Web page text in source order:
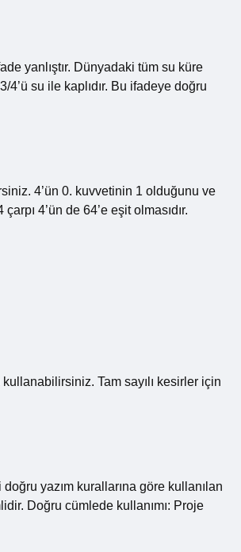
yanlıştır. Dünyadaki tüm su küre
4’ü su ile kaplıdır. Bu ifadeye doğru
4’ün 0. kuvvetinin 1 olduğunu ve
4’ün de 64’e eşit olmasıdır.
Tam sayılı kesirler için
yazım kurallarına göre kullanılan
Doğru cümlede kullanımı: Proje